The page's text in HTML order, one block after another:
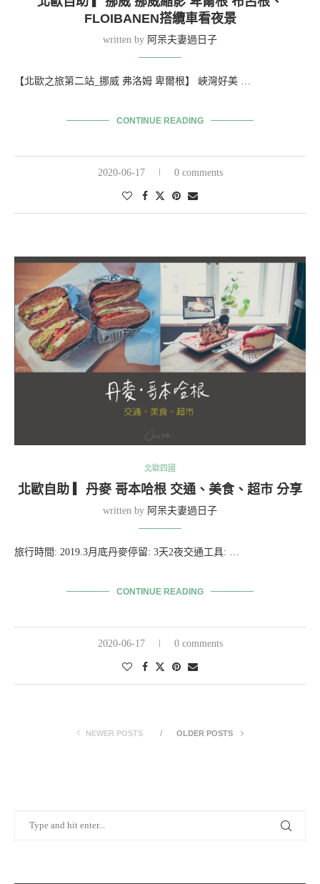
FLOIBANEN搭纜車看夜景
written by 阿呆夫妻過日子
【北歐之旅第二站_挪威 弗洛姆 卑爾根】 峽灣好美 …
CONTINUE READING
2020-06-17 0 comments
北歐四國
北歐自助 ▎丹麥 哥本哈根 交通、美食、超市 分享
written by 阿呆夫妻過日子
旅行時間: 2019.3月底丹麥停留: 3天2夜交通工具: …
CONTINUE READING
2020-06-17 0 comments
NEWER POSTS OLDER POSTS